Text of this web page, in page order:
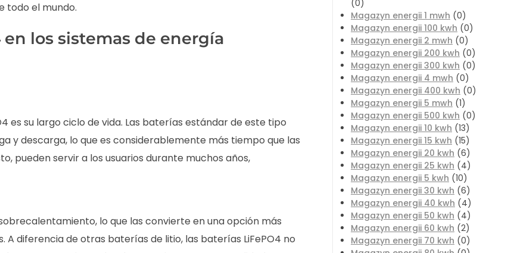
todo el mundo.
los sistemas de energía
es su largo ciclo de vida. Las baterías estándar de este tipo
y descarga, lo que es considerablemente más tiempo que las
pueden servir a los usuarios durante muchos años,
lo que las convierte en una opción más
diferencia de otras baterías de litio, las baterías LiFePO4 no
(0)
Magazyn energii 1 mwh (0)
Magazyn energii 100 kwh (0)
Magazyn energii 2 mwh (0)
Magazyn energii 200 kwh (0)
Magazyn energii 300 kwh (0)
Magazyn energii 4 mwh (0)
Magazyn energii 400 kwh (0)
Magazyn energii 5 mwh (1)
Magazyn energii 500 kwh (0)
Magazyn energii 10 kwh (13)
Magazyn energii 15 kwh (15)
Magazyn energii 20 kwh (6)
Magazyn energii 25 kwh (4)
Magazyn energii 5 kwh (10)
Magazyn energii 30 kwh (6)
Magazyn energii 40 kwh (4)
Magazyn energii 50 kwh (4)
Magazyn energii 60 kwh (2)
Magazyn energii 70 kwh (0)